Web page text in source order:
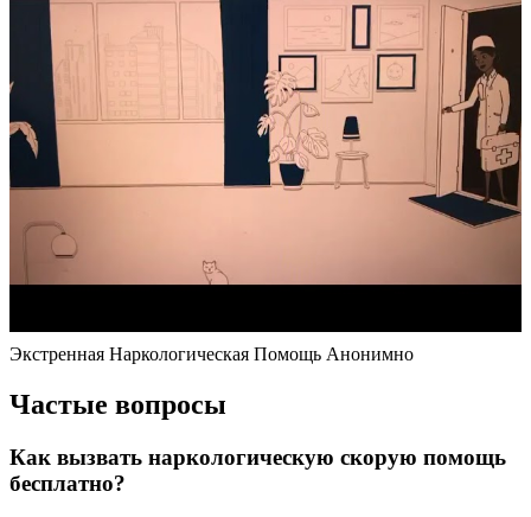
Экстренная Наркологическая Помощь Анонимно
Частые вопросы
Как вызвать наркологическую скорую помощь
бесплатно?